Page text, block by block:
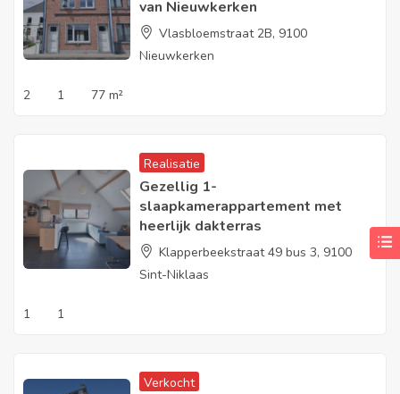
van Nieuwkerken
Vlasbloemstraat 2B, 9100
Nieuwkerken
2 1 77 m²
Realisatie
Gezellig 1-
slaapkamerappartement met
heerlijk dakterras
Klapperbeekstraat 49 bus 3, 9100
Sint-Niklaas
1 1
Verkocht